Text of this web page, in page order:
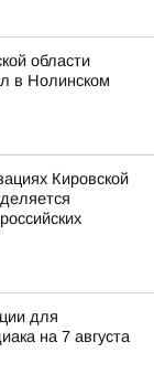
области
в Нолинском
Кировской
для
на 7 августа